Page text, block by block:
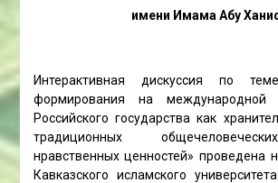
имени Имама Абу
Интерактивная дискуссия по
формирования на международной
Российского государства как
традиционных
нравственных ценностей» проведена
Кавказского исламского